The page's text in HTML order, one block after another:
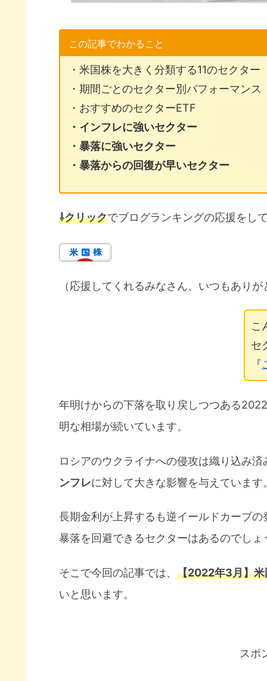
この記事でわかること
・米国株を大きく分類する11のセクター
・期間ごとのセクター別パフォーマンス
・おすすめのセクターETF
・インフレに強いセクター
・暴落に強いセクター
・暴落からの回復が早いセクター
⇩クリックでブログランキングの応援をし
（応援してくれるみなさん、いつもあり
こ
セ
『
年明けからの下落を取り戻しつつある
明な相場が続いています。
ロシアのウクライナへの侵攻は織り込み
ンフレに対して大きな影響を与えています
長期金利が上昇するも逆イールドカーブの
暴落を回避できるセクターはあるのでしょ
そこで今回の記事では、 【2022年3月】米
いと思います。
スポ